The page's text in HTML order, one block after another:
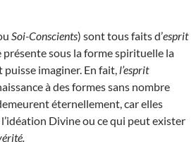
Soi-Conscients) sont tous faits d’esprit
présente sous la forme spirituelle la
imaginer. En fait, l’esprit
à des formes sans nombre
éternellement, car elles
Divine ou ce qui peut exister